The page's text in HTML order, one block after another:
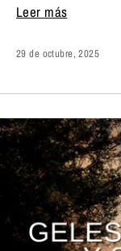
Leer más
29 de octubre, 2025